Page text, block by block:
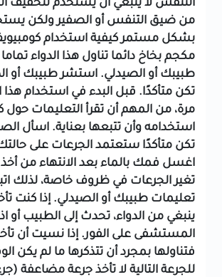
التنفس لا ينبغي أن يستخدم لتخفيف
من ضيق التنفس أو الصفير ولكن
بشكل مستمر
مكجم بخاخ دائما تناول هذا الدواء
طبيبك أو الصيدلي. استشر طبيبك أو
تكن متأكدًا. قبل البدء في استخدام هذا
مرة، من المهم أن تقرأ التعليمات حول
استخدامه وأن تتبعها بعناية. اسأل
تكن متأكدًا ستعتمد الجرعات على
اغسل فمك بالماء بعد الانتهاء من أخذ
تغير الجرعات في ظروف خاصة، لذلك
تعليمات طبيبك أو الصيدلي. إذا كنت
ينبغي من الدواء، تحدث إلى الطبيب أو
المستشفى على الفور. إذا نسيت أن
فتناولها بمجرد أن تتذكرها ما لم يكن
للجرعة التالية لا تأخذ جرعة مضاعفة